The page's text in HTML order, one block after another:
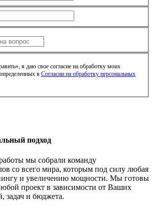
я даю свое согласие на обработку моих
в Согласии на обработку персональных
подход
мы собрали команду
со всего мира, которым под силу любая
и увеличению мощности. Мы готовы
проект в зависимости от Ваших
задач и бюджета.